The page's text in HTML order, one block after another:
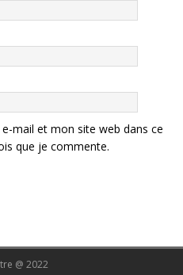
mail et mon site web dans ce
que je commente.
@ 2022